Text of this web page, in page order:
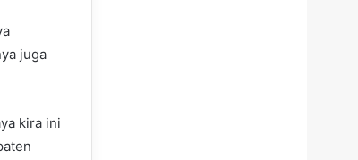
juga
kira ini